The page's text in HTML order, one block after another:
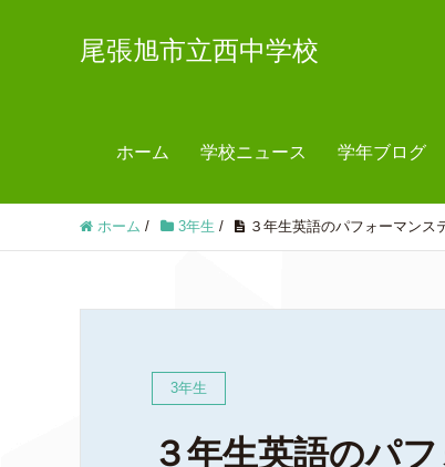
尾張旭市立西中学校
ホーム 学校ニュース 学年ブログ
ホーム / 3年生 / ３年生英語のパフォーマンス
3年生
３年生英語のパ